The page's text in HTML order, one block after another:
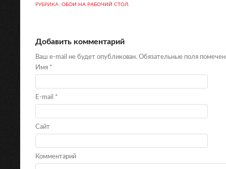
РУБРИКА: ОБОИ НА РАБОЧИЙ СТОЛ.
Добавить комментарий
Ваш e-mail не будет опубликован. Обязательные поля
Имя *
E-mail *
Сайт
Комментарий